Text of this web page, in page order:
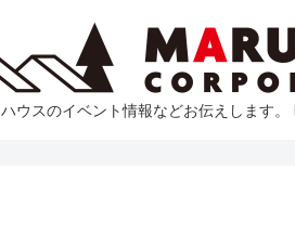
ウスのイベント情報などお伝えします